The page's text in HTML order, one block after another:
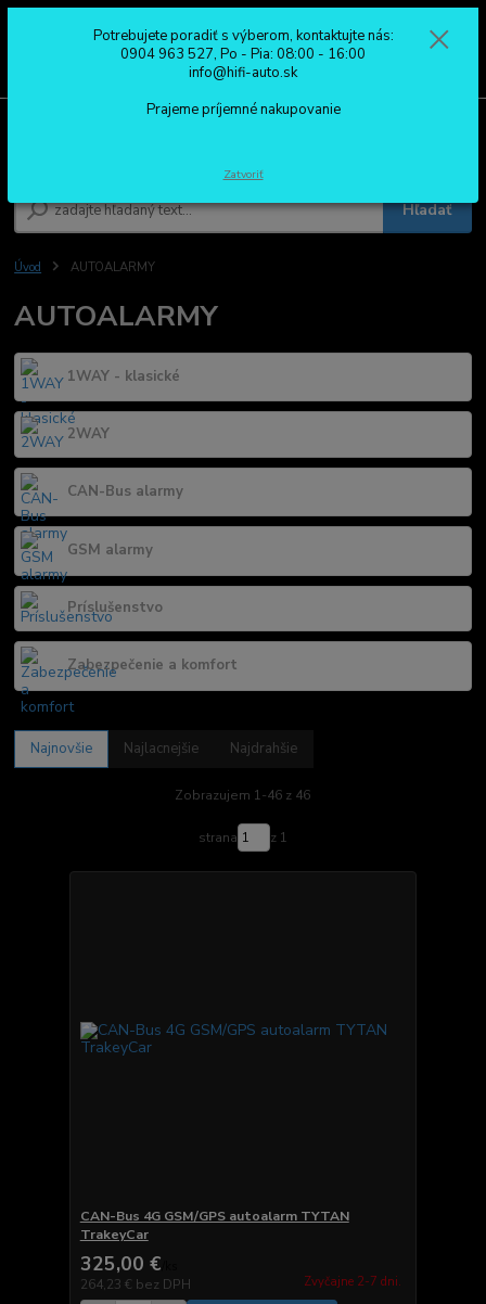
Hľadať
0904 963 527
Po - Pia: 08:00 - 16:00
Úvod AUTOALARMY
AUTOALARMY
1WAY - klasické
2WAY
CAN-Bus alarmy
GSM alarmy
Príslušenstvo
Zabezpečenie a komfort
Najnovšie Najlacnejšie Najdrahšie
Zobrazujem 1-46 z 46
strana z 1
CAN-Bus 4G GSM/GPS autoalarm TYTAN
TrakeyCar
325,00 €
264,23 € bez DPH Zvyčajne 2-7 dni.
Potrebujete poradiť s výberom, kontaktujte nás:
0904 963 527, Po - Pia: 08:00 - 16:00
info@hifi-auto.sk
Prajeme príjemné nakupovanie
Zatvoriť